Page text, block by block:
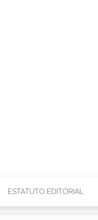
ESTATUTO EDITORIAL